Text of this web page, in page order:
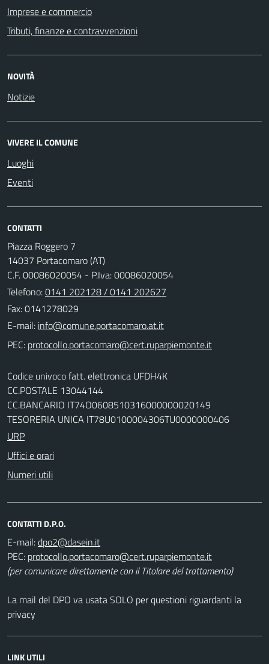
Imprese e commercio
Tributi, finanze e contravvenzioni
NOVITÀ
Notizie
VIVERE IL COMUNE
Luoghi
Eventi
CONTATTI
Piazza Roggero 7
14037 Portacomaro (AT)
C.F. 00086020054 - P.Iva: 00086020054
Telefono:0141 202128 / 0141 202627
Fax: 0141278029
E-mail:
PEC:
Codice univoco fatt. elettronica UFDH4K
CC.POSTALE 13044144
CC.BANCARIO IT74O0608510316000000020149
TESORERIA UNICA IT78U0100004306TU0000000406
URP
Uffici e orari
Numeri utili
CONTATTI D.P.O.
E-mail:
PEC:
(per comunicare direttamente con il Titolare del trattamento)
La mail del DPO va usata SOLO per questioni riguardanti la
privacy
LINK UTILI